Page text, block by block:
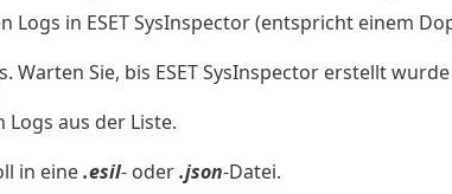
Logs in ESET SysInspector (entspricht einem
Warten Sie, bis ESET SysInspector erstellt
aus der Liste.
in eine.esil- oder.json-Datei.